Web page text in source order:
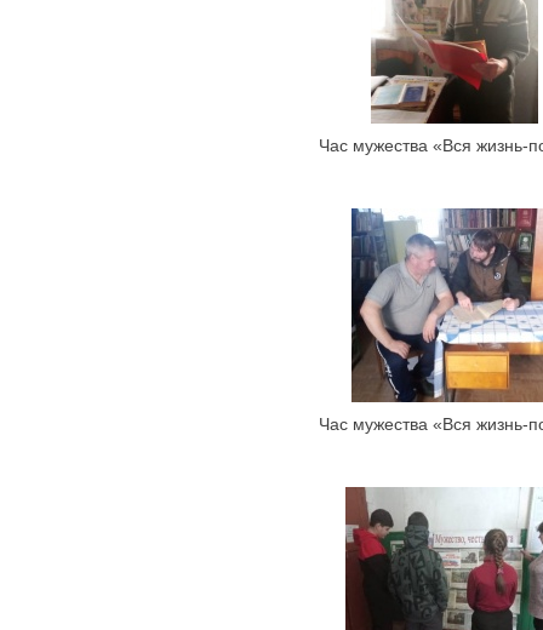
Час мужества «Вся жизнь-
Час мужества «Вся жизнь-